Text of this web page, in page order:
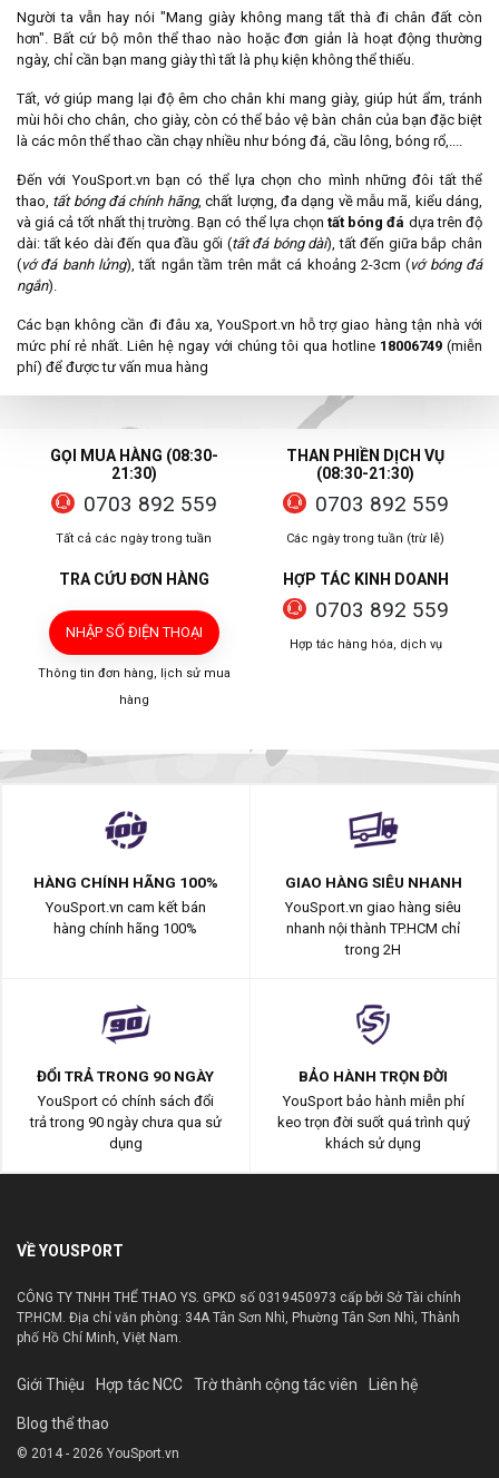
Người ta vẫn hay nói "Mang giày không mang tất thà đi chân đất còn
hơn". Bất cứ bộ môn thể thao nào hoặc đơn giản là hoạt động thường
ngày, chỉ cần bạn mang giày thì tất là phụ kiện không thể thiếu.
Tất, vớ giúp mang lại độ êm cho chân khi mang giày, giúp hút ẩm, tránh
mùi hôi cho chân, cho giày, còn có thể bảo vệ bàn chân của bạn đặc biệt
là các môn thể thao cần chạy nhiều như bóng đá, cầu lông, bóng rổ,....
Đến với YouSport.vn bạn có thể lựa chọn cho mình những đôi tất thể
thao, tất bóng đá chính hãng, chất lượng, đa dạng về mẫu mã, kiểu dáng,
và giá cả tốt nhất thị trường. Bạn có thể lựa chọntất bóng đá dựa trên độ
dài: tất kéo dài đến qua đầu gối (tất đá bóng dài), tất đến giữa bắp chân
(vớ đá banh lửng), tất ngắn tầm trên mắt cá khoảng 2-3cm (vớ bóng đá
ngắn).
Các bạn không cần đi đâu xa, YouSport.vn hỗ trợ giao hàng tận nhà với
mức phí rẻ nhất. Liên hệ ngay với chúng tôi qua hotline 18006749(miễn
phí) để được tư vấn mua hàng
GỌI MUA HÀNG (08:30-
21:30)
0703 892 559
Tất cả các ngày trong tuần
THAN PHIỀN DỊCH VỤ
(08:30-21:30)
0703 892 559
Các ngày trong tuần (trừ lễ)
TRA CỨU ĐƠN HÀNG
NHẬP SỐ ĐIỆN THOẠI
Thông tin đơn hàng, lịch sử mua
hàng
HỢP TÁC KINH DOANH
0703 892 559
Hợp tác hàng hóa, dịch vụ
HÀNG CHÍNH HÃNG 100%
YouSport.vn cam kết bán
hàng chính hãng 100%
GIAO HÀNG SIÊU NHANH
YouSport.vn giao hàng siêu
nhanh nội thành TP.HCM chỉ
trong 2H
ĐỔI TRẢ TRONG 90 NGÀY
YouSport có chính sách đổi
trả trong 90 ngày chưa qua sử
dụng
BẢO HÀNH TRỌN ĐỜI
YouSport bảo hành miễn phí
keo trọn đời suốt quá trình quý
khách sử dụng
VỀ YOUSPORT
CÔNG TY TNHH THỂ THAO YS. GPKD số 0319450973 cấp bởi Sở Tài chính
TP.HCM. Địa chỉ văn phòng: 34A Tân Sơn Nhì, Phường Tân Sơn Nhì, Thành
phố Hồ Chí Minh, Việt Nam.
Giới Thiệu Hợp tác NCC Trờ thành cộng tác viên Liên hệ
Blog thể thao
© 2014 - 2026 YouSport.vn